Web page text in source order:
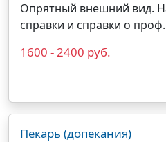
Опрятный внешний вид.
справки и справки о проф.
1600 - 2400 руб.
Пекарь (допекания)